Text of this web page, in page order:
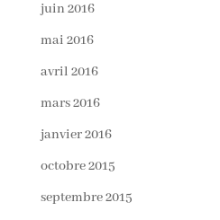
juin 2016
mai 2016
avril 2016
mars 2016
janvier 2016
octobre 2015
septembre 2015